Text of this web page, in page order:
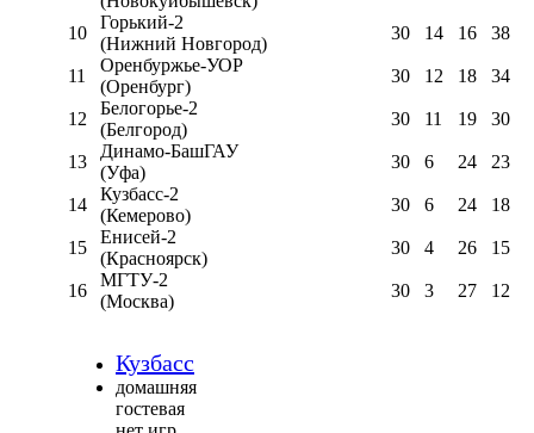
10
Горький-2
(Нижний Новгород)
30 14 16 38
11
Оренбуржье-УОР
(Оренбург)
30 12 18 34
12
Белогорье-2
(Белгород)
30 11 19 30
13
Динамо-БашГАУ
(Уфа)
30 6 24 23
14
Кузбасс-2
(Кемерово)
30 6 24 18
15
Енисей-2
(Красноярск)
30 4 26 15
16
МГТУ-2
(Москва)
30 3 27 12
Кузбасс
домашняя
гостевая